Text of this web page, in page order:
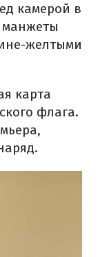
камерой в
желтыми
карта
флага.